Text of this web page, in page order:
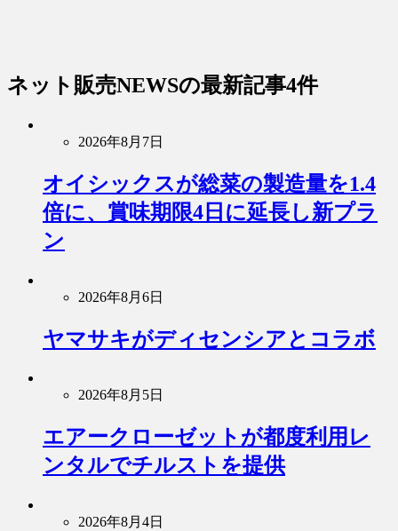
ネット販売NEWSの最新記事4件
2026年8月7日
オイシックスが総菜の製造量を1.4
倍に、賞味期限4日に延長し新プラ
ン
2026年8月6日
ヤマサキがディセンシアとコラボ
2026年8月5日
エアークローゼットが都度利用レ
ンタルでチルストを提供
2026年8月4日